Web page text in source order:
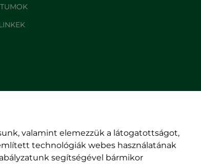
valamint elemezzük a látogatottságot,
technológiák webes használatának
segítségével bármikor